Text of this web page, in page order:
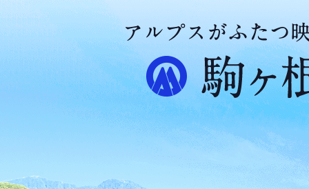
ア
ル
プ
ス
が